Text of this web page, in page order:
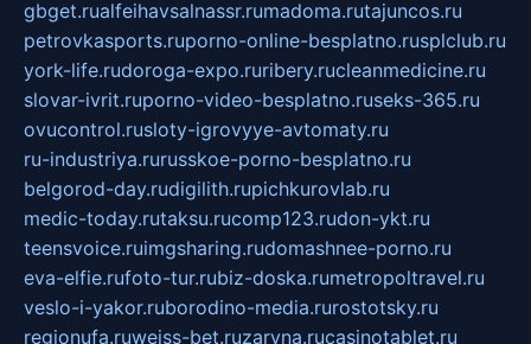
gbget.rualfeihavsalnassr.rumadoma.rutajuncos.ru
petrovkasports.ruporno-online-besplatno.rusplclub.ru
york-life.rudoroga-expo.ruribery.rucleanmedicine.ru
slovar-ivrit.ruporno-video-besplatno.ruseks-365.ru
ovucontrol.rusloty-igrovyye-avtomaty.ru
ru-industriya.rurusskoe-porno-besplatno.ru
belgorod-day.rudigilith.rupichkurovlab.ru
medic-today.rutaksu.rucomp123.rudon-ykt.ru
teensvoice.ruimgsharing.rudomashnee-porno.ru
eva-elfie.rufoto-tur.rubiz-doska.rumetropoltravel.ru
veslo-i-yakor.ruborodino-media.rurostotsky.ru
regionufa.ruweiss-bet.ruzaryna.rucasinotablet.ru